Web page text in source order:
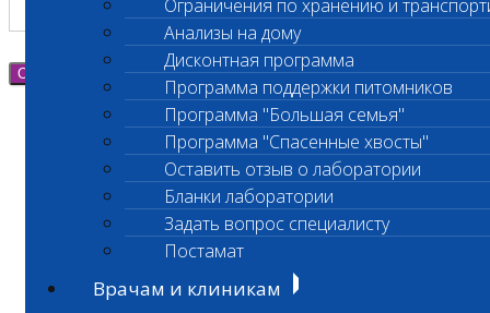
Ограничения по хранению и
Анализы на дому
Дисконтная программа
Программа поддержки питомников
Программа "Большая семья"
Программа "Спасенные хвосты"
Оставить отзыв о лаборатории
Бланки лаборатории
Задать вопрос специалисту
Постамат
Врачам и клиникам
Отправить